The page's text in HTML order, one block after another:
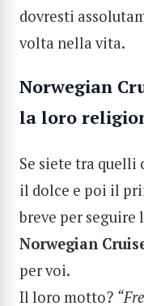
dovresti
volta nella vita.
Norwegian
la loro
Se siete tra quelli
il dolce e poi il
breve per seguire
Norwegian
per voi.
Il loro motto?